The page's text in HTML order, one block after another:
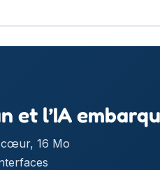
et l’IA
cœur, 16 Mo